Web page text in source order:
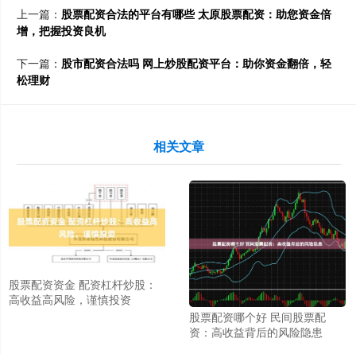
上一篇： 股票配资合法的平台有哪些 太原股票配资：助您资金倍
增，把握投资良机
下一篇： 股市配资合法吗 网上炒股配资平台：助你资金翻倍，轻
松理财
相关文章
股票配资资金 配资杠杆炒股：
高收益高风险，谨慎投资
股票配资哪个好 民间股票配
资：高收益背后的风险隐患